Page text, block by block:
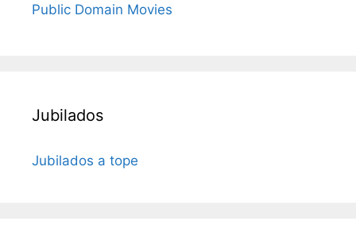
Public Domain Movies
Jubilados
Jubilados a tope